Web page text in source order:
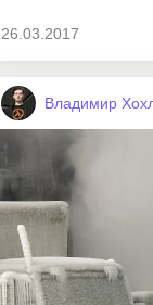
26.03.2017
Владимир